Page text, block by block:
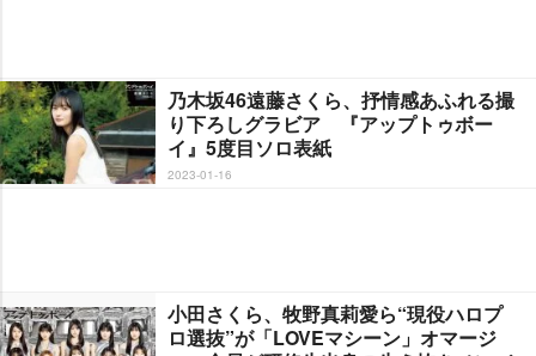
乃木坂46遠藤さくら、抒情感あふれる撮
り下ろしグラビア 『アップトゥボー
イ』5度目ソロ表紙
2023-01-16
小田さくら、牧野真莉愛ら“現役ハロプ
ロ選抜”が「LOVEマシーン」オマージ